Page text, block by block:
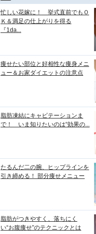
忙しい花嫁に！ 挙式直前でもＯ
Ｋ＆満足の仕上がりを得る
『1da...
痩せたい部位と好相性な痩身メニ
ュー＆お家ダイエットの注意点
脂肪凍結にキャビテーションま
で！ いま知りたいのは“効果の...
たるんだ二の腕、ヒップラインを
引き締める！ 部分痩せメニュー
脂肪がつきやすく、落ちにく
い“お腹痩せ”のテクニックとは